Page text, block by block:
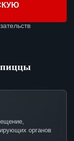
пиццы
органов